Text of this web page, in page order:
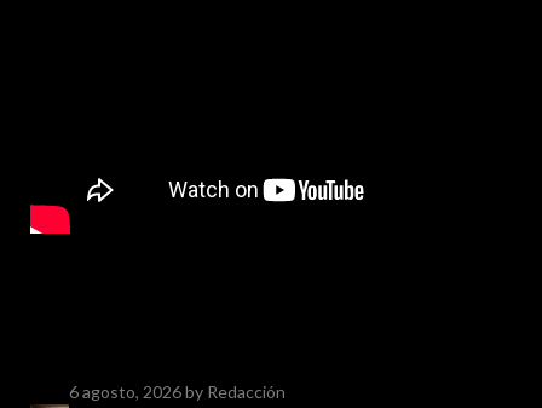
6 agosto, 2026by Redacción